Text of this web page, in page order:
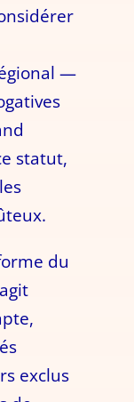
—
statut,
du
exclus